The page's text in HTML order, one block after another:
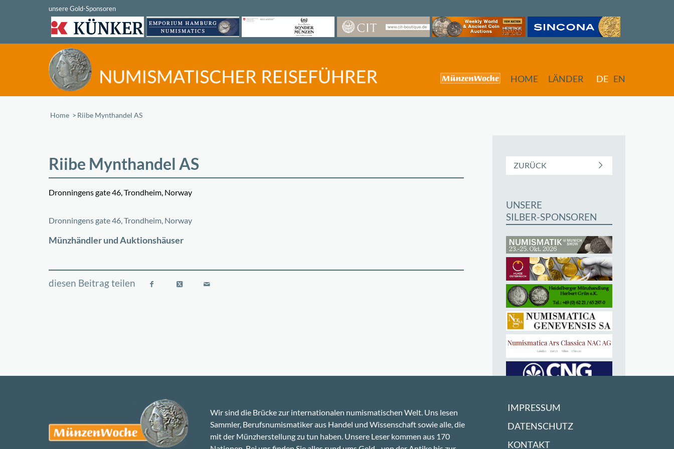
HOME LÄNDER DE EN
Home /Riibe Mynthandel AS
Riibe Mynthandel AS
Dronningens gate 46, Trondheim, Norway
+
Dronningens gate 46, Trondheim, Norway
Münzhändler und Auktionshäuser
ZURÜCK
UNSERE
SILBER-SPONSOREN
Wir sind die Brücke zur internationalen numismatischen Welt. Uns lesen
Sammler, Berufsnumismatiker aus Handel und Wissenschaft sowie alle, die
mit der Münzherstellung zu tun haben. Unsere Leser kommen aus 170
IMPRESSUM
DATENSCHUTZ
KONTAKT